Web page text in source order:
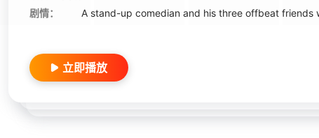
剧情：
A stand-up comedian and his three offbeat friends
立即播放